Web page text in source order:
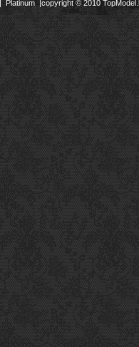
| Platinum |copyright © 2010